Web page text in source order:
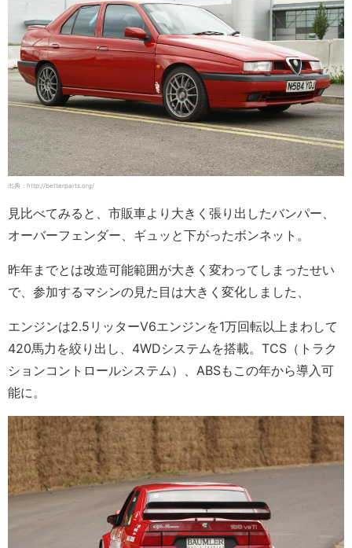
出典：http://betterparts.org/
見比べてみると、市販車より大きく張り出したバンパー、
オーバーフェンダー、ギュッと下がったボンネット。
昨年までとは改造可能範囲が大きく変わってしまったせい
で、参加するマシンの見た目は大きく変化しました、
エンジンは2.5リッターV6エンジンを1万回転以上まわして
420馬力を絞り出し、4WDシステムを搭載。TCS（トラク
ションコントロールシステム）、ABSもこの年から導入可
能に。